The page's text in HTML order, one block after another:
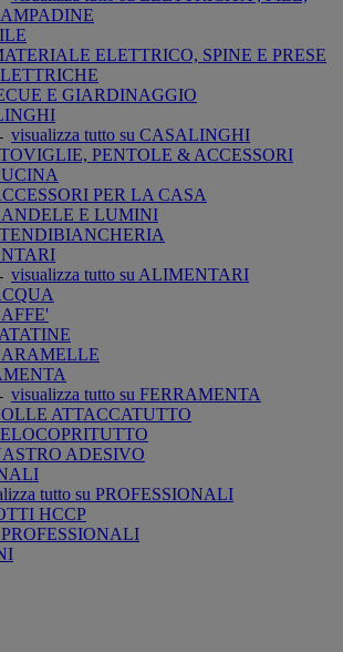
ELETTRICO, SPINE E PRESE
E GIARDINAGGIO
visualizza tutto su CASALINGHI
PENTOLE & ACCESSORI
PER LA CASA
E LUMINI
visualizza tutto su ALIMENTARI
visualizza tutto su FERRAMENTA
ATTACCATUTTO
ADESIVO
tutto su PROFESSIONALI
HCCP